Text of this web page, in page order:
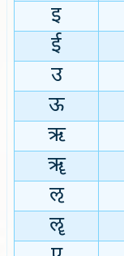
इ
ई
उ
ऊ
ऋ
ॠ
ऌ
ॡ